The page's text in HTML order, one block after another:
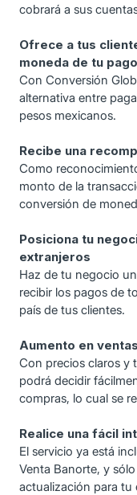
cobrará a sus
Ofrece a tus
moneda de tu pago
Con Conversión
alternativa entre
pesos mexicanos.
Recibe una
Como
monto de la
conversión de
Posiciona tu
extranjeros
Haz de tu negocio
recibir los pagos de
país de tus clientes.
Aumento en ventas
Con precios claros y
podrá decidir
compras, lo cual se
Realice una fácil
El servicio ya está
Venta Banorte, y
actualización para tu